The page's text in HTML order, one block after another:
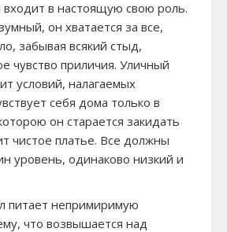
в настоящую свою роль.
он хватается за все,
забывая всякий стыд,
чувство приличия. Уличный
условий, налагаемых
себя дома только в
он старается закидать
чистое платье. Все должны
уровень, одинаково низкий и
питает непримиримую
что возвышается над